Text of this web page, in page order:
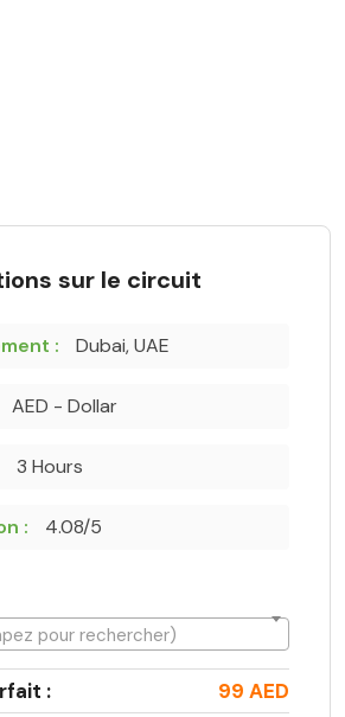
sur le circuit
: Dubai, UAE
AED - Dollar
3 Hours
: 4.08/5
pour rechercher)
: 99 AED